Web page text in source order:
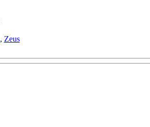
, Zeus